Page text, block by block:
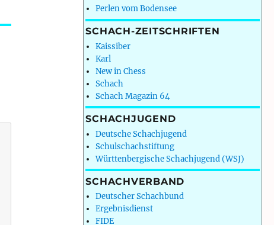
Perlen vom Bodensee
SCHACH-ZEITSCHRIFTEN
Kaissiber
Karl
New in Chess
Schach
Schach Magazin 64
SCHACHJUGEND
Deutsche Schachjugend
Schulschachstiftung
Württenbergische Schachjugend (WSJ)
SCHACHVERBAND
Deutscher Schachbund
Ergebnisdienst
FIDE